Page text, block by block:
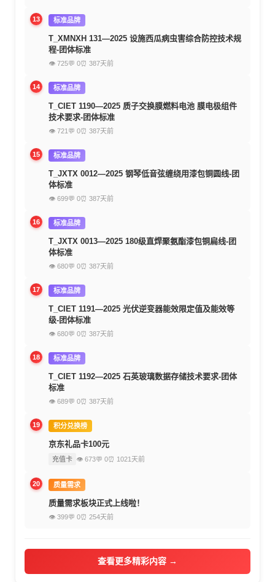
13 标准品牌
T_XMNXH 131—2025 设施西瓜病虫害综合防控技术规
程-团体标准
👁 725💬 0⏰ 387天前
14 标准品牌
T_CIET 1190—2025 质子交换膜燃料电池 膜电极组件
技术要求-团体标准
👁 721 💬 0⏰ 387天前
15 标准品牌
T_JXTX 0012—2025 钢琴低音弦缠绕用漆包铜圆线-团
体标准
👁 699💬 0⏰ 387天前
16 标准品牌
T_JXTX 0013—2025 180级直焊聚氨酯漆包铜扁线-团
体标准
👁 680💬 0⏰ 387天前
17 标准品牌
T_CIET 1191—2025 光伏逆变器能效限定值及能效等
级-团体标准
👁 680💬 0⏰ 387天前
18 标准品牌
T_CIET 1192—2025 石英玻璃数据存储技术要求-团体
标准
👁 689💬 0⏰ 387天前
19 积分兑换榜
京东礼品卡100元
充值卡 👁 673💬 0⏰ 1021天前
20 质量需求
质量需求板块正式上线啦！
👁 399💬 0⏰ 254天前
查看更多精彩内容 →